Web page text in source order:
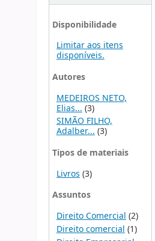
Disponibilidade
Limitar aos itens
disponíveis.
Autores
MEDEIROS NETO,
Elias... (3)
SIMÃO FILHO,
Adalber...(3)
Tipos de materiais
Livros (3)
Assuntos
Direito Comercial (2)
Direito comercial (1)